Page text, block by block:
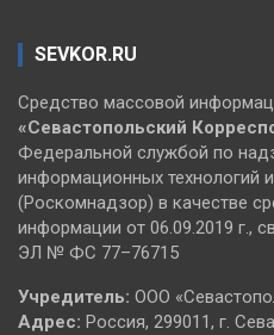
SEVKOR.RU
Средство массовой
«Севастопольский
Федеральной службой по
информационных технологий
(Роскомнадзор) в качестве
информации от 06.09.2019 г.,
ЭЛ № ФС 77–76715
Учредитель: ООО
Адрес: Россия, 299011, г.